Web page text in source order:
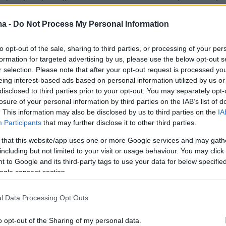
- Do Not Process My Personal Information
opt-out of the sale, sharing to third parties, or processing of your
for targeted advertising by us, please use the below opt-out
selection. Please note that after your opt-out request is processed
interest-based ads based on personal information utilized by us
to third parties prior to your opt-out. You may separately
of your personal information by third parties on the IAB’s list of
This information may also be disclosed by us to third parties on the
Participants that may further disclose it to other third parties.
that this website/app uses one or more Google services and may
but not limited to your visit or usage behaviour. You may
to Google and its third-party tags to use your data for below
consent section.
Data Processing Opt Outs
opt-out of the Sharing of my personal data.
η προστασία των υδάτινων πόρων
και περιβαλλοντική προτεραιότητα. Η
και ορθολογικής χρήσης του νερού είναι
σημασίας για τη διαμόρφωση μιας νέας
«Η Μεγάλη Μπλε Αποστολή: Τα σχολεία
φιλοδοξεί να μετατρέψει τα σχολεία σε
περιβαλλοντικής ευαισθητοποίησης
Μέσα από έρευνα, δημιουργικότητα και
θα κληθούν να αναπτύξουν πρακτικές
δράσεις εξοικονόμησης νερού,
τον ρόλο που μπορεί να διαδραματίσει η